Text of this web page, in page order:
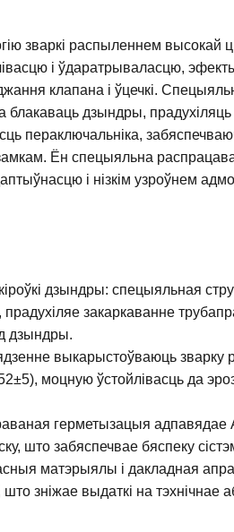
зваркі распыленнем высокай
і ўдаратрываласцю,
клапана і ўцечкі.
блакаваць дзындры,
пераключальніка,
Ён спецыяльна
і нізкім узроўнем
дзындры: спецыяльная
закаркаванне
дзындры.
выкарыстоўваюць
моцную ўстойлівасць да
герметызацыя адпавядае
што забяспечвае бяспеку
матэрыялы і дакладная
зніжае выдаткі на тэхнічнае